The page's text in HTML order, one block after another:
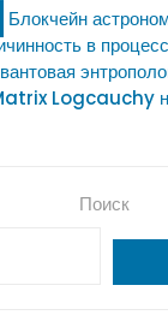
Блокчейн
в
Logcauchy
Поиск